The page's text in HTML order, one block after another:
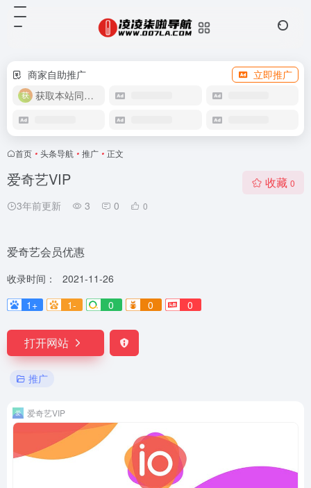
商家自助推广
立即推广
获取本站同款主题
首页 • 头条导航 • 推广 • 正文
爱奇艺VIP
3年前更新 3 0 0
收藏 0
爱奇艺会员优惠
收录时间：
2021-11-26
1+
1- 0 0 0
打开网站
推广
爱奇艺VIP